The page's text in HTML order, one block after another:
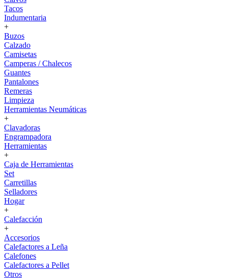
Tacos
Indumentaria
+
Buzos
Calzado
Camisetas
Camperas / Chalecos
Guantes
Pantalones
Remeras
Limpieza
Herramientas Neumáticas
+
Clavadoras
Engrampadora
Herramientas
+
Caja de Herramientas
Set
Carretillas
Selladores
Hogar
+
Calefacción
+
Accesorios
Calefactores a Leña
Calefones
Calefactores a Pellet
Otros